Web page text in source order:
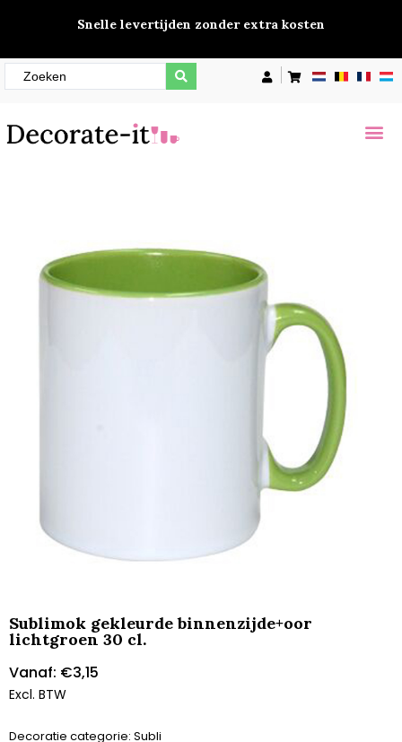
Sublimok gekleurde binnenzijde+oor
lichtgroen 30 cl.
Vanaf: €3,15
Excl. BTW
Decoratie categorie: Subli